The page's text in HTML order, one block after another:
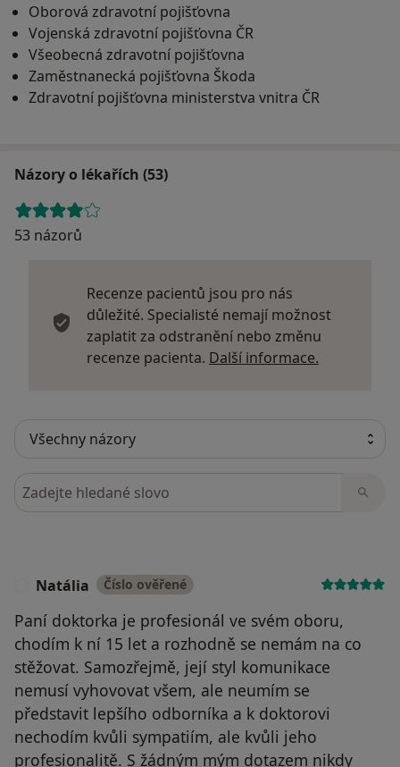
Oborová zdravotní pojišťovna
Vojenská zdravotní pojišťovna ČR
Všeobecná zdravotní pojišťovna
Zaměstnanecká pojišťovna Škoda
Zdravotní pojišťovna ministerstva vnitra ČR
Názory o lékařích (53)
53 názorů
Recenze pacientů jsou pro nás
důležité. Specialisté nemají možnost
zaplatit za odstranění nebo změnu
recenze pacienta. Další informace.
Hledejte v názorech
Natália Číslo ověřené
Paní doktorka je profesionál ve svém oboru,
chodím k ní 15 let a rozhodně se nemám na co
stěžovat. Samozřejmě, její styl komunikace
nemusí vyhovovat všem, ale neumím se
představit lepšího odborníka a k doktorovi
nechodím kvůli sympatiím, ale kvůli jeho
profesionalitě. S žádným mým dotazem nikdy